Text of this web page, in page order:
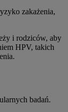
zakażenia,
i rodziców, aby
HPV, takich
badań.